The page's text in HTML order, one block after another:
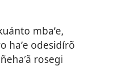
mbaʼe,
haʼe odesidírõ
rosegi